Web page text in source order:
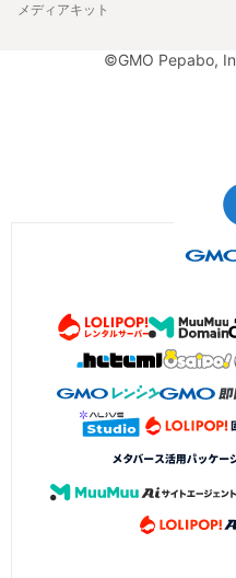
メディアキット
©GMO Pepabo,